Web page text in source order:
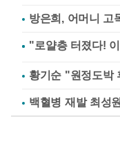
방은희, 어머니 고
황기순 "원정도박
백혈병 재발 최성